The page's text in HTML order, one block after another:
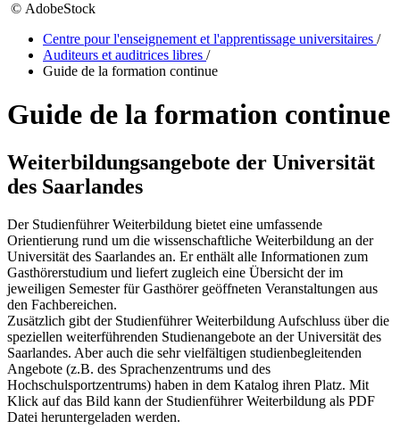
© AdobeStock
Centre pour l'enseignement et l'apprentissage universitaires /
Auditeurs et auditrices libres /
Guide de la formation continue
Guide de la formation continue
Weiterbildungsangebote der Universität
des Saarlandes
Der Studienführer Weiterbildung bietet eine umfassende
Orientierung rund um die wissenschaftliche Weiterbildung an der
Universität des Saarlandes an. Er enthält alle Informationen zum
Gasthörerstudium und liefert zugleich eine Übersicht der im
jeweiligen Semester für Gasthörer geöffneten Veranstaltungen aus
den Fachbereichen.
Zusätzlich gibt der Studienführer Weiterbildung Aufschluss über die
speziellen weiterführenden Studienangebote an der Universität des
Saarlandes. Aber auch die sehr vielfältigen studienbegleitenden
Angebote (z.B. des Sprachenzentrums und des
Hochschulsportzentrums) haben in dem Katalog ihren Platz. Mit
Klick auf das Bild kann der Studienführer Weiterbildung als PDF
Datei heruntergeladen werden.